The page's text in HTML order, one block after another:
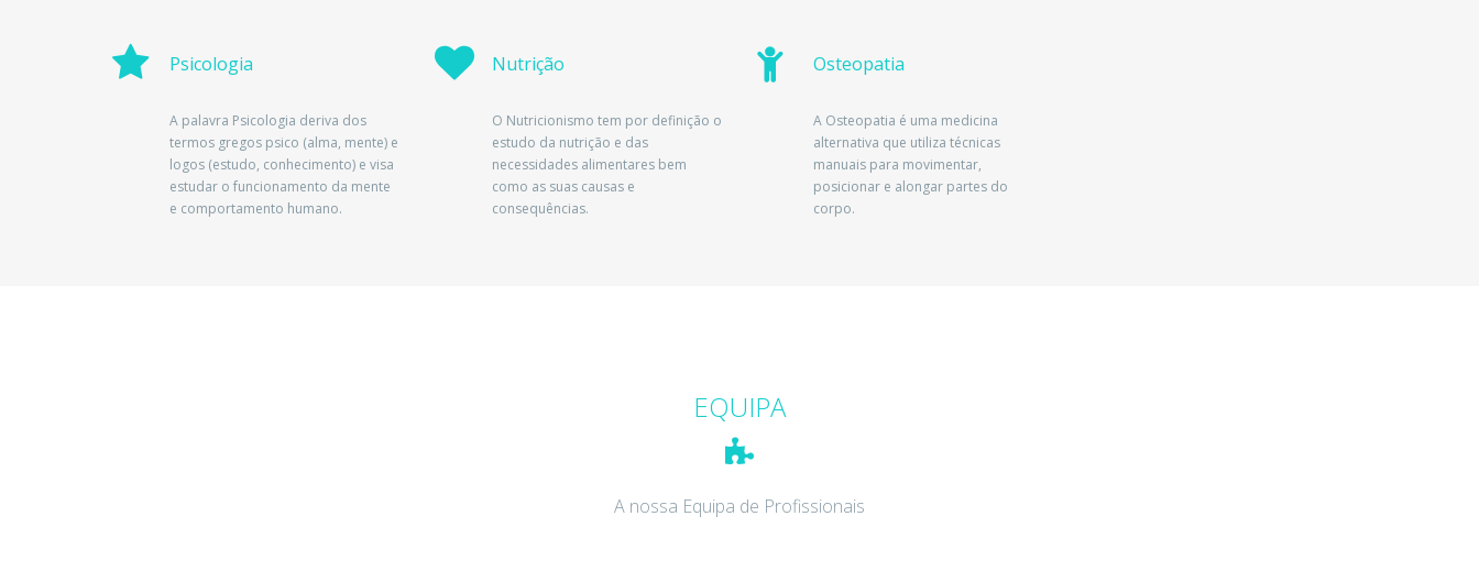
Psicologia
A palavra Psicologia deriva dos
termos gregos psico (alma, mente) e
logos (estudo, conhecimento) e visa
estudar o funcionamento da mente
e comportamento humano.
Nutrição
O Nutricionismo tem por definição o
estudo da nutrição e das
necessidades alimentares bem
como as suas causas e
consequências.
Osteopatia
A Osteopatia é uma medicina
alternativa que utiliza técnicas
manuais para movimentar,
posicionar e alongar partes do
corpo.
EQUIPA
A nossa Equipa de Profissionais